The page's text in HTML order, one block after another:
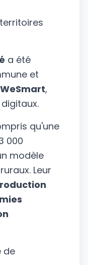
a été
et
WeSmart,
qu'une
000
modèle
Leur
de